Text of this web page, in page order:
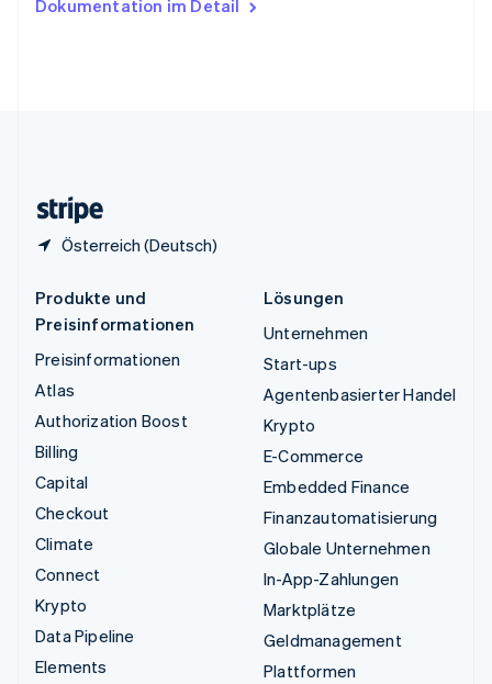
Dokumentation im Detail
Österreich (Deutsch)
English
Produkte und
Preisinformationen
Preisinformationen
Atlas
Authorization Boost
Billing
Capital
Checkout
Climate
Connect
Krypto
Data Pipeline
Elements
Lösungen
Unternehmen
Start-ups
Agentenbasierter Handel
Krypto
E-Commerce
Embedded Finance
Finanzautomatisierung
Globale Unternehmen
In-App-Zahlungen
Marktplätze
Geldmanagement
Plattformen